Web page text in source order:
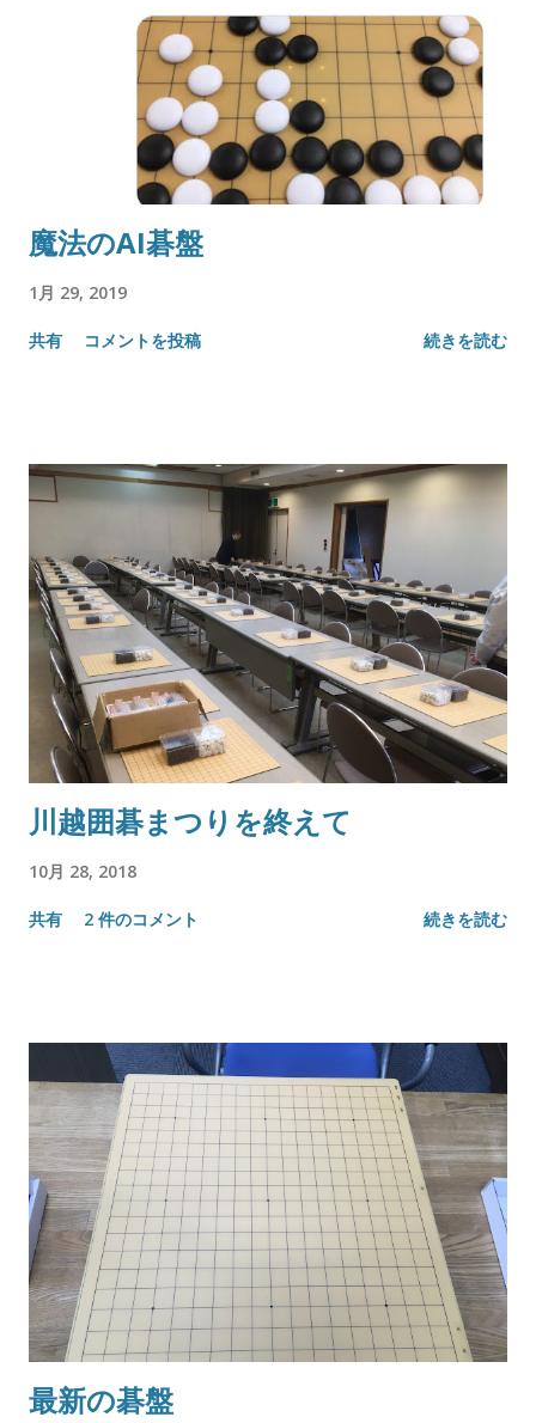
魔法のAI碁盤
1月 29, 2019
共有 コメントを投稿 続きを読む
川越囲碁まつりを終えて
10月 28, 2018
共有 2 件のコメント 続きを読む
最新の碁盤